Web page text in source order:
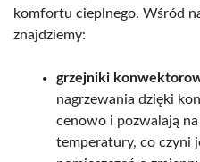
komfortu cieplnego. Wśród
znajdziemy:
grzejniki
nagrzewania dzięki
cenowo i pozwalają
temperatury, co czyni